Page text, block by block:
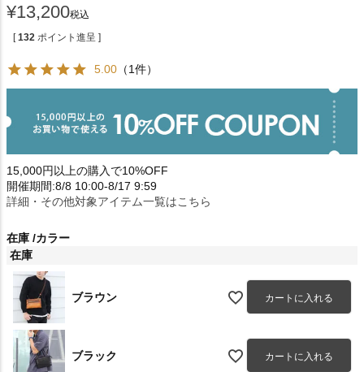
¥13,200税込
[ 132 ポイント進呈 ]
5.00 （1件）
15,000円以上の購入で10%OFF
開催期間:8/8 10:00-8/17 9:59
詳細・その他対象アイテム一覧はこちら
在庫 カラー
在庫
ブラウン カートに入れる
ブラック カートに入れる